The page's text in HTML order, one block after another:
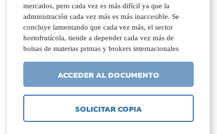
mercados, pero cada vez es más difícil ya que la
administración cada vez más es más inaccesible. Se
concluye lamentando que cada vez más, el sector
hortofrutícola, tiende a depender cada vez más de
bolsas de materias primas y brokers internacionales
ACCEDER AL DOCUMENTO
SOLICITAR COPIA